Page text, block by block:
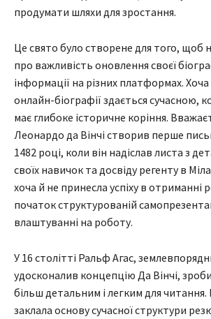
продумати шляхи для зростання.
Це свято було створене для того, щоб
про важливість оновлення своєї
інформації на різних платформах.
онлайн-біографії здається сучасною,
має глибоке історичне коріння.
Леонардо да Вінчі створив перше
1482 році, коли він надіслав листа з
своїх навичок та досвіду регенту в
хоча й не принесла успіху в отриманні
початок структурованій
влаштуванні на роботу.
У 16 столітті Ральф Агас,
удосконалив концепцію Да Вінчі,
більш детальним і легким для читання.
заклала основу сучасної структури